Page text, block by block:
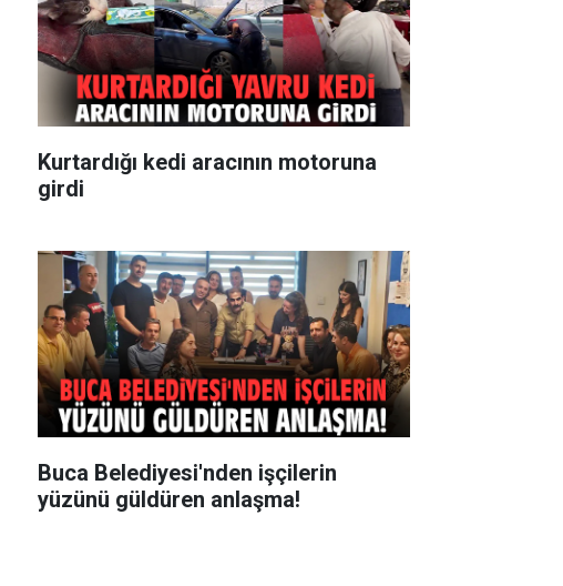
Kurtardığı kedi aracının motoruna
girdi
Buca Belediyesi'nden işçilerin
yüzünü güldüren anlaşma!